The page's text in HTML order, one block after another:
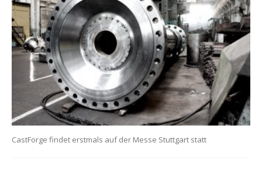
CastForge findet erstmals auf der Messe Stuttgart statt